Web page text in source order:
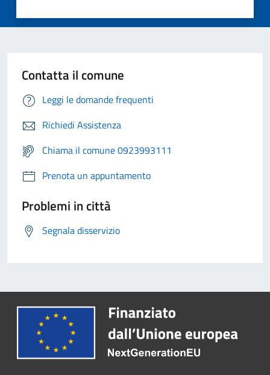
Contatta il comune
Leggi le domande frequenti
Richiedi Assistenza
Chiama il comune 0923993111
Prenota un appuntamento
Problemi in città
Segnala disservizio